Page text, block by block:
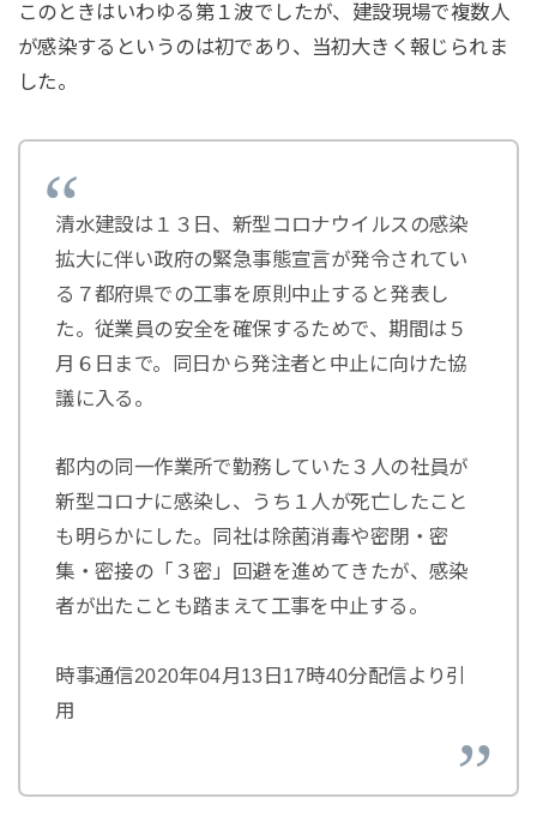
このときはいわゆる第１波でしたが、建設現場で複数人
が感染するというのは初であり、当初大きく報じられま
した。
清水建設は１３日、新型コロナウイルスの感染
拡大に伴い政府の緊急事態宣言が発令されてい
る７都府県での工事を原則中止すると発表し
た。従業員の安全を確保するためで、期間は５
月６日まで。同日から発注者と中止に向けた協
議に入る。
都内の同一作業所で勤務していた３人の社員が
新型コロナに感染し、うち１人が死亡したこと
も明らかにした。同社は除菌消毒や密閉・密
集・密接の「３密」回避を進めてきたが、感染
者が出たことも踏まえて工事を中止する。
時事通信2020年04月13日17時40分配信より引
用